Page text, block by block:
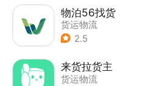
物泊56找货
货运物流
2.5
来货拉货主
货运物流